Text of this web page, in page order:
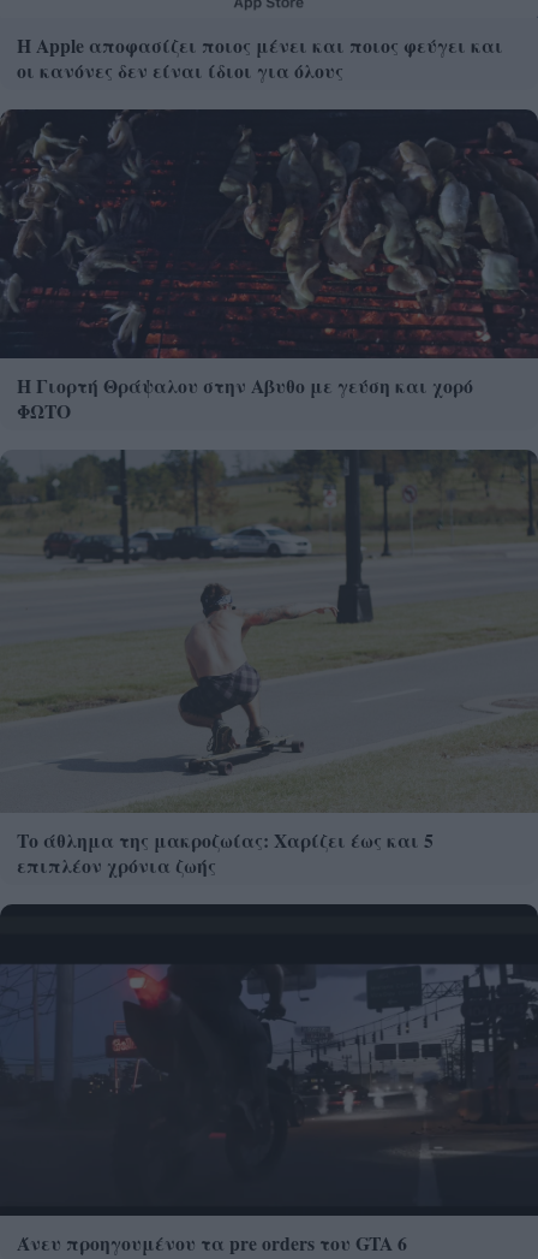
Η Apple αποφασίζει ποιος μένει και ποιος φεύγει και
οι κανόνες δεν είναι ίδιοι για όλους
Η Γιορτή Θράψαλου στην Αβυθο με γεύση και χορό
ΦΩΤΟ
Το άθλημα της μακροζωίας: Χαρίζει έως και 5
επιπλέον χρόνια ζωής
Άνευ προηγουμένου τα pre orders του GTA 6